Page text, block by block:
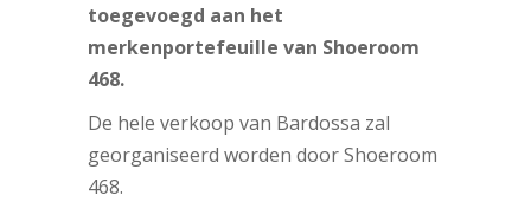
toegevoegd aan het
merkenportefeuille van Shoeroom
468.
De hele verkoop van Bardossa zal
georganiseerd worden door Shoeroom
468.